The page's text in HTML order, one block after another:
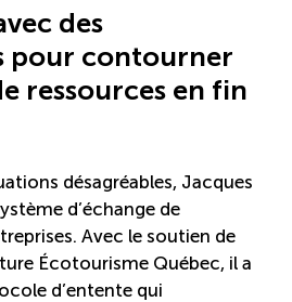
diversifiés
INFOLETTRE
NOUVELLES
DU CQRHT
des
pour contourner
ressources en fin
désagréables, Jacques
d’échange de
Avec le soutien de
Écotourisme Québec, il a
d’entente qui